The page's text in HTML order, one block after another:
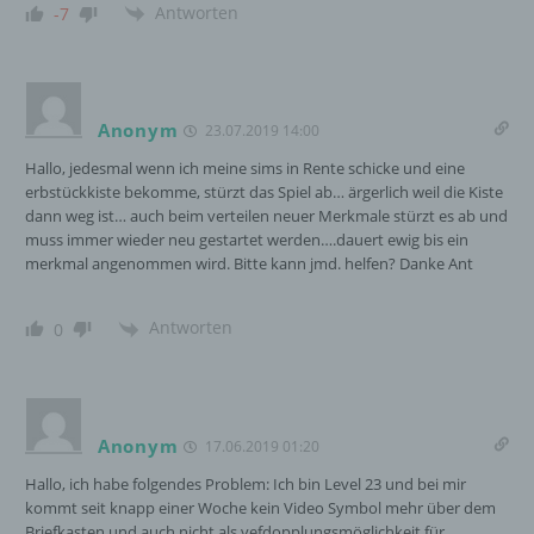
-7 Antworten
Anonym 23.07.2019 14:00
Hallo, jedesmal wenn ich meine sims in Rente schicke und eine
erbstückkiste bekomme, stürzt das Spiel ab… ärgerlich weil die Kiste
dann weg ist… auch beim verteilen neuer Merkmale stürzt es ab und
muss immer wieder neu gestartet werden….dauert ewig bis ein
merkmal angenommen wird. Bitte kann jmd. helfen? Danke Ant
0 Antworten
Anonym 17.06.2019 01:20
Hallo, ich habe folgendes Problem: Ich bin Level 23 und bei mir
kommt seit knapp einer Woche kein Video Symbol mehr über dem
Nutzern die Verwendung unserer Internetseite zu
Internetseite und dem auf dem Computersystem
wird. Ein weiteres Beispiel ist das Cookie eines
Warenkorbes im Online-Shop. Der Online-Shop
merkt sich die Artikel, die ein Kunde in den
virtuellen Warenkorb gelegt hat, über ein Cookie.
Cookies durch unsere Internetseite jederzeit
mittels einer entsprechenden Einstellung des
Cookies jederzeit über einen Internetbrowser oder
andere Softwareprogramme gelöscht werden. Dies
ist in allen gängigen Internetbrowsern möglich.
Deaktiviert die betroffene Person die Setzung von